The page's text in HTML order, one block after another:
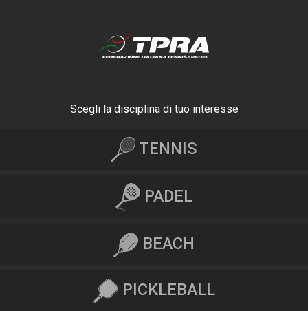
Scegli la disciplina di tuo interesse
TENNIS
PADEL
BEACH
PICKLEBALL